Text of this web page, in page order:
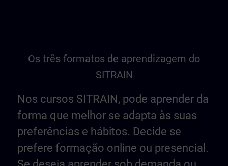
Os três formatos de aprendizagem do
SITRAIN
Nos cursos SITRAIN, pode aprender da
forma que melhor se adapta às suas
preferências e hábitos. Decide se
prefere formação online ou presencial.